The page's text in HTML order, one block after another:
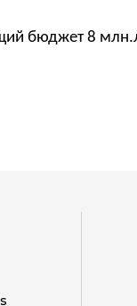
бюджет 8